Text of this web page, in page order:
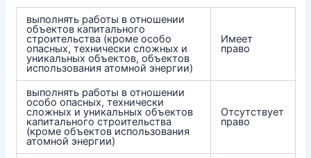
выполнять работы в отношении
объектов капитального
строительства (кроме особо
опасных, технически сложных и
уникальных объектов, объектов
использования атомной энергии)
Имеет
право
выполнять работы в отношении
особо опасных, технически
сложных и уникальных объектов
капитального строительства
(кроме объектов использования
атомной энергии)
Отсутствует
право